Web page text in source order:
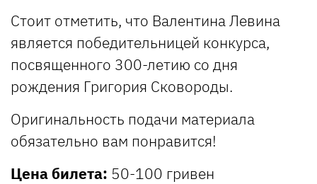
Стоит отметить, что Валентина Левина
является победительницей конкурса,
посвященного 300-летию со дня
рождения Григория Сковороды.
Оригинальность подачи материала
обязательно вам понравится!
Цена билета: 50-100 гривен